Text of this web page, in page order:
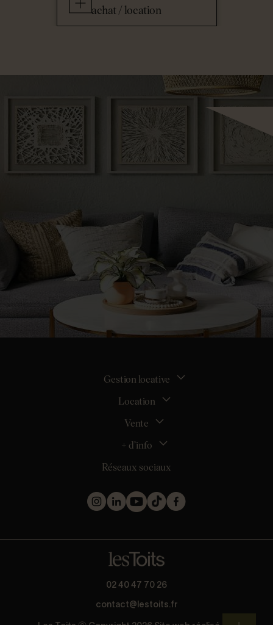
achat / location
Gestion locative
La gestion locative
Location
Tous nos biens en location
Location appartement Saint-Sébastien-sur-Loire
Location maison Clisson (44190)
Location maison Rezé (44400)
Vente
Estimer mon bien
Maison Carquefou (44470)
Maison Couëron (44220)
Appartement Saint-Herblain (44800)
+ d’info
Inscription
Nos métiers
Les projets d’achat
Mentions légales
Politique de confidentialité
Barème
* Collecte d’avis conforme à la norme AFNOR NF ISO 20488 via
Réseaux sociaux
02 40 47 70 26
contact@lestoits.fr